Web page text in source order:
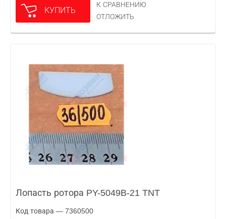
КУПИТЬ
К СРАВНЕНИЮ
ОТЛОЖИТЬ
Лопасть ротора PY-5049B-21 TNT
Код товара — 7360500